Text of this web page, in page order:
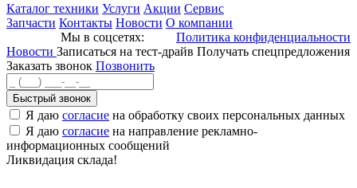
Каталог техники Услуги Акции Сервис
Запчасти Контакты Новости О компании
Мы в соцсетях:
Политика конфиденциальности
Новости Записаться на тест-драйв Получать спецпредложения
Заказать звонок Позвонить
Быстрый звонок
Я даю согласие на обработку своих персональных данных
Я даю согласие на направление рекламно-
информационных сообщений
Ликвидация склада!